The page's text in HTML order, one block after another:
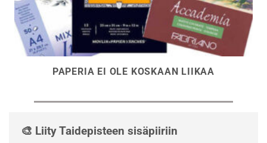
PAPERIA EI OLE KOSKAAN LIIKAA
🎨 Liity Taidepisteen sisäpiiriin